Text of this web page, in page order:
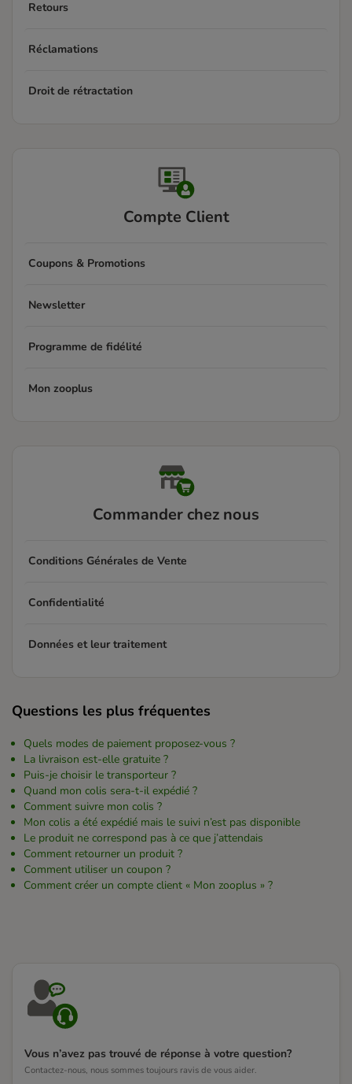
Retours
Réclamations
Droit de rétractation
Compte Client
Coupons & Promotions
Newsletter
Programme de fidélité
Mon zooplus
Commander chez nous
Conditions Générales de Vente
Confidentialité
Données et leur traitement
Questions les plus fréquentes
Quels modes de paiement proposez-vous ?
La livraison est-elle gratuite ?
Puis-je choisir le transporteur ?
Quand mon colis sera-t-il expédié ?
Comment suivre mon colis ?
Mon colis a été expédié mais le suivi n’est pas disponible
Le produit ne correspond pas à ce que j’attendais
Comment retourner un produit ?
Comment utiliser un coupon ?
Comment créer un compte client « Mon zooplus » ?
Vous n’avez pas trouvé de réponse à votre question?
Contactez-nous, nous sommes toujours ravis de vous aider.